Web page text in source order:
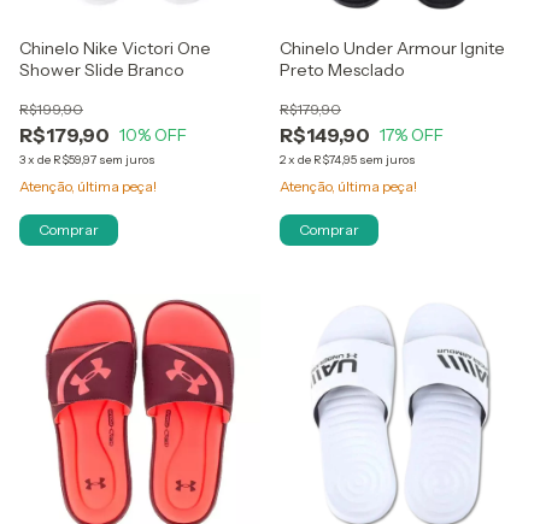
Chinelo Nike Victori One
Shower Slide Branco
R$179,90
R$199,90
10% OFF
3x de R$59,97 sem juros
Atenção, última peça!
Comprar
Chinelo Under Armour Ignite
Preto Mesclado
R$149,90
R$179,90
17% OFF
2x de R$74,95 sem juros
Atenção, última peça!
Comprar